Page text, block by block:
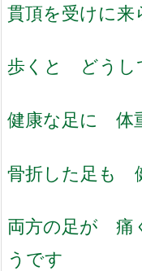
貫頂を受けに来
歩くと どうし
健康な足に 体
骨折した足も
両方の足が 痛
うです